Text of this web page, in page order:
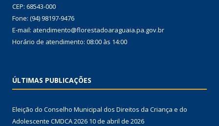
CEP: 68543-000
Fone: (94) 98197-9476
E-mail: atendimento@florestadoaraguaia.pa.gov.br
Horário de atendimento: 08:00 às 14:00
ÚLTIMAS PUBLICAÇÕES
Eleição do Conselho Municipal dos Direitos da Criança e do
Adolescente CMDCA 2026 10 de abril de 2026